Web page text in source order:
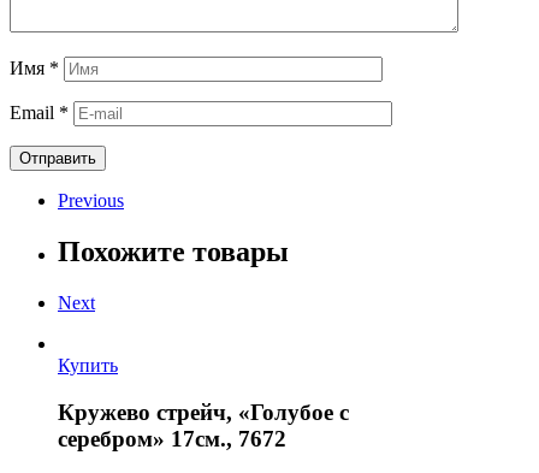
Имя *
Email *
Previous
Похожите товары
Next
Купить
Кружево стрейч, «Голубое с
серебром» 17см., 7672